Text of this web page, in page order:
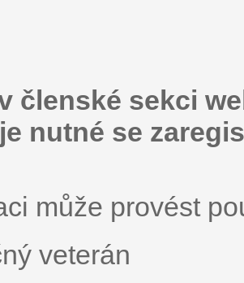
členské sekci
nutné se
může provést
veterán